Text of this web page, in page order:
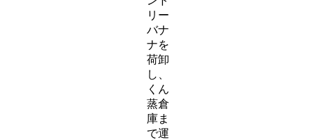
リー
バナ
ナを
荷卸
し、
くん
蒸倉
庫ま
で運